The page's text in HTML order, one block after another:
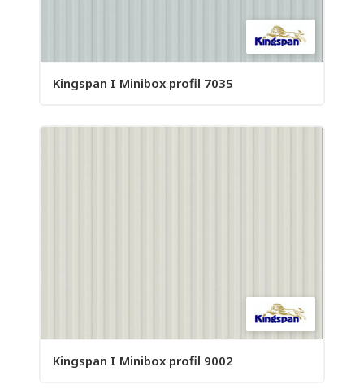
Kingspan I Minibox profil 7035
Kingspan I Minibox profil 9002